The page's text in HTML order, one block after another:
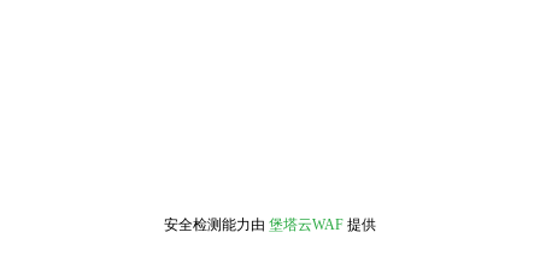
安全检测能力由 堡塔云WAF 提供